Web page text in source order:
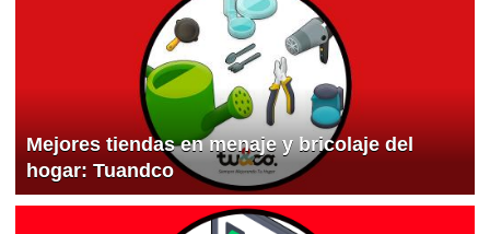
Mejores tiendas en menaje y bricolaje del
hogar: Tuandco